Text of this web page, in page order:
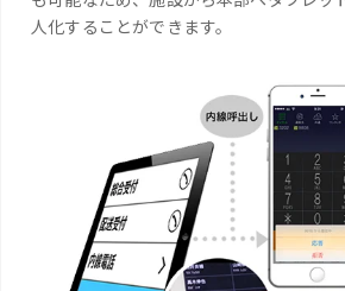
人化することができます。